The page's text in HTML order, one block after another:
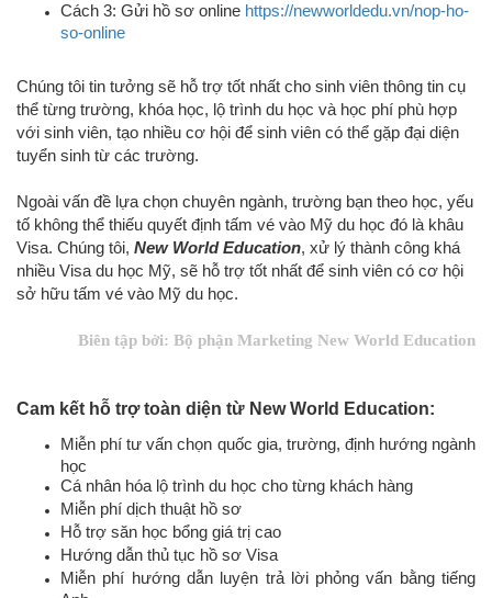
Cách 3: Gửi hồ sơ online https://newworldedu.vn/nop-ho-
so-online
Chúng tôi tin tưởng sẽ hỗ trợ tốt nhất cho sinh viên thông tin cụ
thể từng trường, khóa học, lộ trình du học và học phí phù hợp
với sinh viên, tạo nhiều cơ hội để sinh viên có thể gặp đại diện
tuyển sinh từ các trường.
Ngoài vấn đề lựa chọn chuyên ngành, trường bạn theo học, yếu
tố không thể thiếu quyết định tấm vé vào Mỹ du học đó là khâu
Visa. Chúng tôi, New World Education, xử lý thành công khá
nhiều Visa du học Mỹ, sẽ hỗ trợ tốt nhất để sinh viên có cơ hội
sở hữu tấm vé vào Mỹ du học.
Biên tập bởi: Bộ phận Marketing New World Education
Cam kết hỗ trợ toàn diện từ New World Education:
Miễn phí tư vấn chọn quốc gia, trường, định hướng ngành
học
Cá nhân hóa lộ trình du học cho từng khách hàng
Miễn phí dịch thuật hồ sơ
Hỗ trợ săn học bổng giá trị cao
Hướng dẫn thủ tục hồ sơ Visa
Miễn phí hướng dẫn luyện trả lời phỏng vấn bằng tiếng